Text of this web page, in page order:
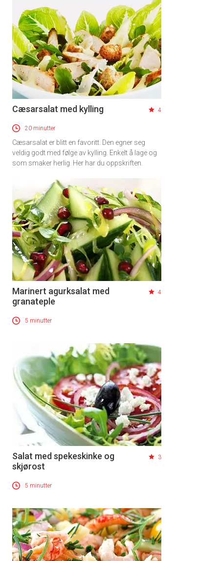
Cæsarsalat med kylling 4
20 minutter
Cæsarsalat er blitt en favoritt. Den egner seg
veldig godt med følge av kylling. Enkelt å lage og
som smaker herlig. Her har du oppskriften.
Marinert agurksalat med
granateple
4
5 minutter
Salat med spekeskinke og
skjørost
3
5 minutter